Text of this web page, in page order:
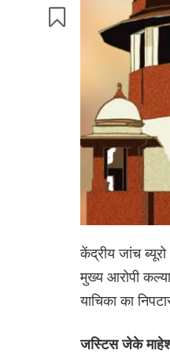
केंद्रीय जांच
मुख्य आरोपी
याचिका का
जस्टिस जेके